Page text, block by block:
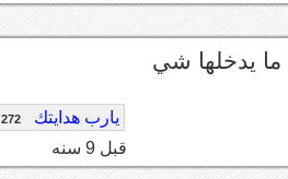
ما يدخلها شي
يارب هدايتك 272
قبل 9 سنه